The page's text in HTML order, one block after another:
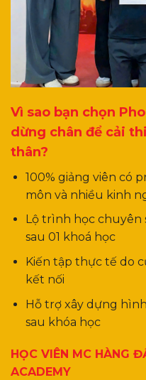
Vì sao bạn chọn
dừng chân để cải
thân?
100% giảng viên có
môn và nhiều kinh
Lộ trình học chuyên
sau 01 khoá học
Kiến tập thực tế do
kết nối
Hỗ trợ xây dựng
sau khóa học
HỌC VIÊN MC HÀNG
ACADEMY